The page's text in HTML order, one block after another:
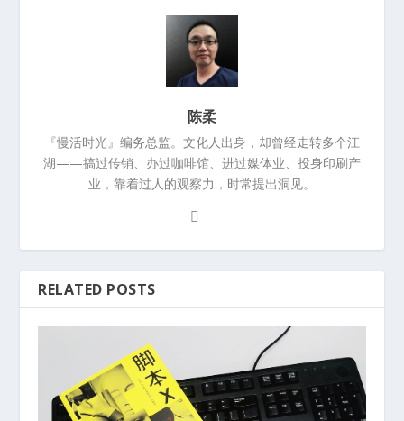
陈柔
『慢活时光』编务总监。文化人出身，却曾经走转多个江
湖——搞过传销、办过咖啡馆、进过媒体业、投身印刷产
业，靠着过人的观察力，时常提出洞见。
RELATED POSTS